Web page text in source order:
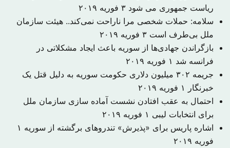
ریاست جمهوری می شود ۳ فوریه ۲۰۱۹
سلامه: حملات شخصی مرا ناراحت نمی‌کند.. هیئت سازمان
ملل بی‌طرف است ۳ فوریه ۲۰۱۹
بازگراندن جهادی‌ها از سوریه باعث ایجاد مشکلاتی در
فرانسه شد ۱ فوریه ۲۰۱۹
جریمه ۳۰۲ میلیون دلاری حکومت سوریه به دلیل قتل یک
خبرنگار
۱ فوریه ۲۰۱۹
احتمال به عقب افتادن نشست آماده سازی سازمان ملل
برای انتخابات لیبی ۱ فوریه ۲۰۱۹
اشاره پاریس برای «پذیرش» تندروهای برگشته از سوریه ۱
فوریه ۲۰۱۹